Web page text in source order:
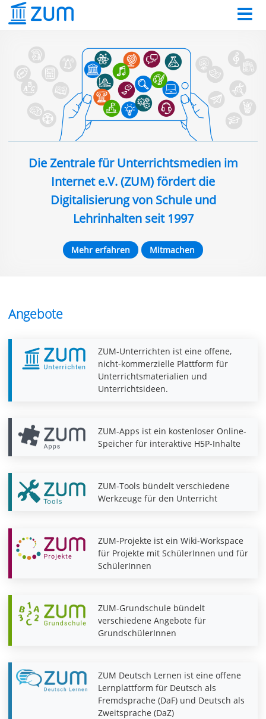
Die Zentrale für Unterrichtsmedien im
Internet e.V. (ZUM) fördert die
Digitalisierung von Schule und
Lehrinhalten seit 1997
Mehr erfahren Mitmachen
Angebote
ZUM-Unterrichten ist eine offene,
nicht-kommerzielle Plattform für
Unterrichtsmaterialien und
Unterrichtsideen.
ZUM-Apps ist ein kostenloser Online-
Speicher für interaktive H5P-Inhalte
ZUM-Tools bündelt verschiedene
Werkzeuge für den Unterricht
ZUM-Projekte ist ein Wiki-Workspace
für Projekte mit SchülerInnen und für
SchülerInnen
ZUM-Grundschule bündelt
verschiedene Angebote für
GrundschülerInnen
ZUM Deutsch Lernen ist eine offene
Lernplattform für Deutsch als
Fremdsprache (DaF) und Deutsch als
Zweitsprache (DaZ)